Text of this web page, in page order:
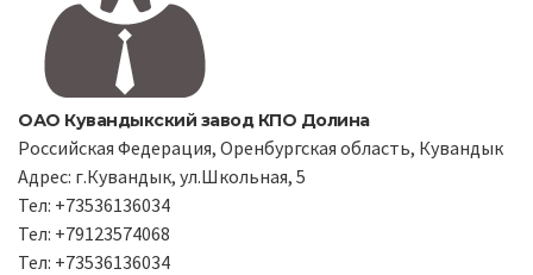
ОАО Кувандыкский завод КПО Долина
Российская Федерация, Оренбургская область, Кувандык
Адрес: г.Кувандык, ул.Школьная, 5
Тел: +73536136034
Тел: +79123574068
Тел: +73536136034